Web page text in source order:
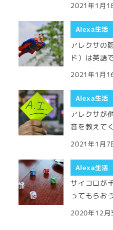
2021年1月
Alexa生活
アレクサの
ド）は英語
2021年1月
Alexa生活
アレクサが
音を教えて
2021年1月7
Alexa生活
サイコロが
ってもらお
2020年12月